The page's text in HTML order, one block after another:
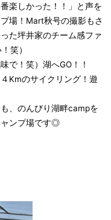
楽しかった！！」と声を
場！Mart秋号の撮影もさ
た坪井家のチーム感ファ
笑）
で！笑）湖へGO！！
Kmのサイクリング！遊
、のんびり湖畔campを
ャンプ場です◎